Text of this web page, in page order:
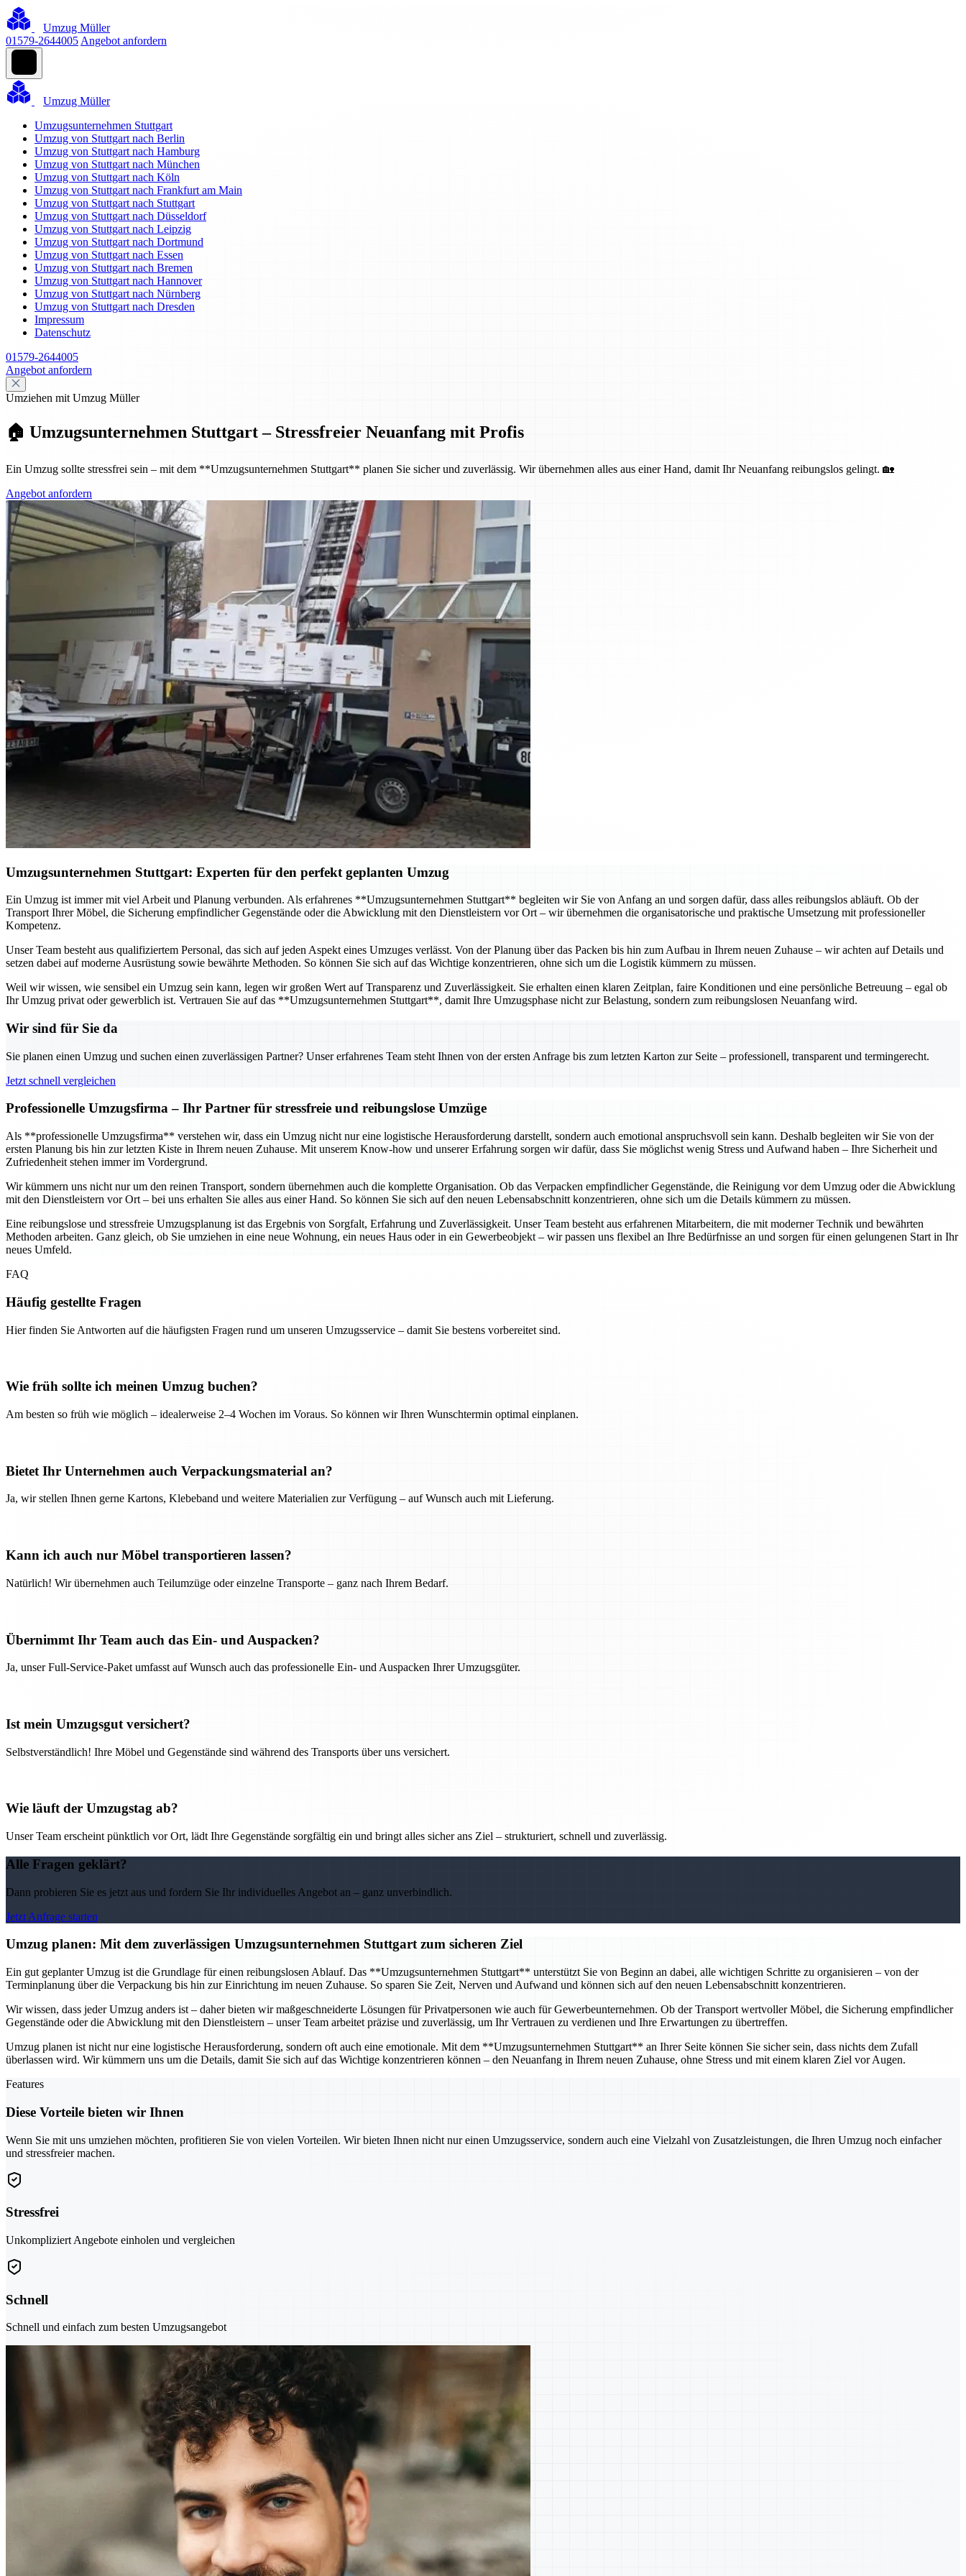
Umzug Müller
01579-2644005 Angebot anfordern
Umzug Müller
Umzugsunternehmen Stuttgart
Umzug von Stuttgart nach Berlin
Umzug von Stuttgart nach Hamburg
Umzug von Stuttgart nach München
Umzug von Stuttgart nach Köln
Umzug von Stuttgart nach Frankfurt am Main
Umzug von Stuttgart nach Stuttgart
Umzug von Stuttgart nach Düsseldorf
Umzug von Stuttgart nach Leipzig
Umzug von Stuttgart nach Dortmund
Umzug von Stuttgart nach Essen
Umzug von Stuttgart nach Bremen
Umzug von Stuttgart nach Hannover
Umzug von Stuttgart nach Nürnberg
Umzug von Stuttgart nach Dresden
Impressum
Datenschutz
01579-2644005
Angebot anfordern
Umziehen mit Umzug Müller
🏠 Umzugsunternehmen Stuttgart – Stressfreier Neuanfang mit Profis
Ein Umzug sollte stressfrei sein – mit dem **Umzugsunternehmen Stuttgart** planen Sie sicher und zuverlässig. Wir übernehmen alles aus einer Hand, damit Ihr Neuanfang reibungslos gelingt. 🏡
Angebot anfordern
Umzugsunternehmen Stuttgart: Experten für den perfekt geplanten Umzug
Ein Umzug ist immer mit viel Arbeit und Planung verbunden. Als erfahrenes **Umzugsunternehmen Stuttgart** begleiten wir Sie von Anfang an und sorgen dafür, dass alles reibungslos abläuft. Ob der
Transport Ihrer Möbel, die Sicherung empfindlicher Gegenstände oder die Abwicklung mit den Dienstleistern vor Ort – wir übernehmen die organisatorische und praktische Umsetzung mit professioneller
Kompetenz.
Unser Team besteht aus qualifiziertem Personal, das sich auf jeden Aspekt eines Umzuges verlässt. Von der Planung über das Packen bis hin zum Aufbau in Ihrem neuen Zuhause – wir achten auf Details und
setzen dabei auf moderne Ausrüstung sowie bewährte Methoden. So können Sie sich auf das Wichtige konzentrieren, ohne sich um die Logistik kümmern zu müssen.
Weil wir wissen, wie sensibel ein Umzug sein kann, legen wir großen Wert auf Transparenz und Zuverlässigkeit. Sie erhalten einen klaren Zeitplan, faire Konditionen und eine persönliche Betreuung – egal ob
Ihr Umzug privat oder gewerblich ist. Vertrauen Sie auf das **Umzugsunternehmen Stuttgart**, damit Ihre Umzugsphase nicht zur Belastung, sondern zum reibungslosen Neuanfang wird.
Wir sind für Sie da
Sie planen einen Umzug und suchen einen zuverlässigen Partner? Unser erfahrenes Team steht Ihnen von der ersten Anfrage bis zum letzten Karton zur Seite – professionell, transparent und termingerecht.
Jetzt schnell vergleichen
Professionelle Umzugsfirma – Ihr Partner für stressfreie und reibungslose Umzüge
Als **professionelle Umzugsfirma** verstehen wir, dass ein Umzug nicht nur eine logistische Herausforderung darstellt, sondern auch emotional anspruchsvoll sein kann. Deshalb begleiten wir Sie von der
ersten Planung bis hin zur letzten Kiste in Ihrem neuen Zuhause. Mit unserem Know-how und unserer Erfahrung sorgen wir dafür, dass Sie möglichst wenig Stress und Aufwand haben – Ihre Sicherheit und
Zufriedenheit stehen immer im Vordergrund.
Wir kümmern uns nicht nur um den reinen Transport, sondern übernehmen auch die komplette Organisation. Ob das Verpacken empfindlicher Gegenstände, die Reinigung vor dem Umzug oder die Abwicklung
mit den Dienstleistern vor Ort – bei uns erhalten Sie alles aus einer Hand. So können Sie sich auf den neuen Lebensabschnitt konzentrieren, ohne sich um die Details kümmern zu müssen.
Eine reibungslose und stressfreie Umzugsplanung ist das Ergebnis von Sorgfalt, Erfahrung und Zuverlässigkeit. Unser Team besteht aus erfahrenen Mitarbeitern, die mit moderner Technik und bewährten
Methoden arbeiten. Ganz gleich, ob Sie umziehen in eine neue Wohnung, ein neues Haus oder in ein Gewerbeobjekt – wir passen uns flexibel an Ihre Bedürfnisse an und sorgen für einen gelungenen Start in Ihr
neues Umfeld.
FAQ
Häufig gestellte Fragen
Hier finden Sie Antworten auf die häufigsten Fragen rund um unseren Umzugsservice – damit Sie bestens vorbereitet sind.
Wie früh sollte ich meinen Umzug buchen?
Am besten so früh wie möglich – idealerweise 2–4 Wochen im Voraus. So können wir Ihren Wunschtermin optimal einplanen.
Bietet Ihr Unternehmen auch Verpackungsmaterial an?
Ja, wir stellen Ihnen gerne Kartons, Klebeband und weitere Materialien zur Verfügung – auf Wunsch auch mit Lieferung.
Kann ich auch nur Möbel transportieren lassen?
Natürlich! Wir übernehmen auch Teilumzüge oder einzelne Transporte – ganz nach Ihrem Bedarf.
Übernimmt Ihr Team auch das Ein- und Auspacken?
Ja, unser Full-Service-Paket umfasst auf Wunsch auch das professionelle Ein- und Auspacken Ihrer Umzugsgüter.
Ist mein Umzugsgut versichert?
Selbstverständlich! Ihre Möbel und Gegenstände sind während des Transports über uns versichert.
Wie läuft der Umzugstag ab?
Unser Team erscheint pünktlich vor Ort, lädt Ihre Gegenstände sorgfältig ein und bringt alles sicher ans Ziel – strukturiert, schnell und zuverlässig.
Alle Fragen geklärt?
Dann probieren Sie es jetzt aus und fordern Sie Ihr individuelles Angebot an – ganz unverbindlich.
Jetzt Anfrage starten
Umzug planen: Mit dem zuverlässigen Umzugsunternehmen Stuttgart zum sicheren Ziel
Ein gut geplanter Umzug ist die Grundlage für einen reibungslosen Ablauf. Das **Umzugsunternehmen Stuttgart** unterstützt Sie von Beginn an dabei, alle wichtigen Schritte zu organisieren – von der
Terminplanung über die Verpackung bis hin zur Einrichtung im neuen Zuhause. So sparen Sie Zeit, Nerven und Aufwand und können sich auf den neuen Lebensabschnitt konzentrieren.
Wir wissen, dass jeder Umzug anders ist – daher bieten wir maßgeschneiderte Lösungen für Privatpersonen wie auch für Gewerbeunternehmen. Ob der Transport wertvoller Möbel, die Sicherung empfindlicher
Gegenstände oder die Abwicklung mit den Dienstleistern – unser Team arbeitet präzise und zuverlässig, um Ihr Vertrauen zu verdienen und Ihre Erwartungen zu übertreffen.
Umzug planen ist nicht nur eine logistische Herausforderung, sondern oft auch eine emotionale. Mit dem **Umzugsunternehmen Stuttgart** an Ihrer Seite können Sie sicher sein, dass nichts dem Zufall
überlassen wird. Wir kümmern uns um die Details, damit Sie sich auf das Wichtige konzentrieren können – den Neuanfang in Ihrem neuen Zuhause, ohne Stress und mit einem klaren Ziel vor Augen.
Features
Diese Vorteile bieten wir Ihnen
Wenn Sie mit uns umziehen möchten, profitieren Sie von vielen Vorteilen. Wir bieten Ihnen nicht nur einen Umzugsservice, sondern auch eine Vielzahl von Zusatzleistungen, die Ihren Umzug noch einfacher
und stressfreier machen.
Stressfrei
Unkompliziert Angebote einholen und vergleichen
Schnell
Schnell und einfach zum besten Umzugsangebot